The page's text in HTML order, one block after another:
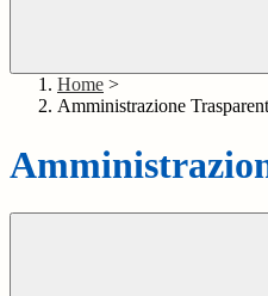
Home >
Amministrazione